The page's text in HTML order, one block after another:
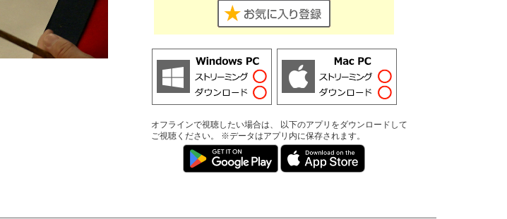
オフラインで視聴したい場合は、 以下のアプリをダウンロードして
ご視聴ください。 ※データはアプリ内に保存されます。